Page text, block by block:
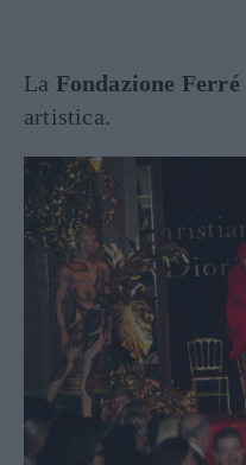
La Fondazione Ferré
artistica.